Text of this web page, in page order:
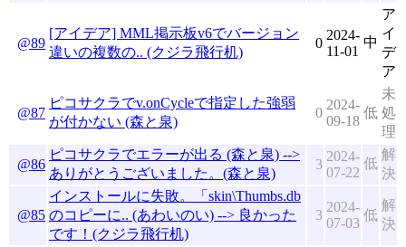
@89
[アイデア] MML掲示板v6でバージョン
違いの複数の.. (クジラ飛行机)
0
2024-
11-01
中
ア
イ
デ
ア
@87
ピコサクラでv.onCycleで指定した強弱
が付かない (森と泉)
0
2024-
09-18
低
未
処
理
@86
ピコサクラでエラーが出る (森と泉) -->
ありがとうございました。(森と泉)
3
2024-
07-22
低
解
決
@85
インストールに失敗。「skin\Thumbs.db
のコピーに.. (あわいのい) --> 良かった
です！(クジラ飛行机)
3
2024-
07-03
低
解
決